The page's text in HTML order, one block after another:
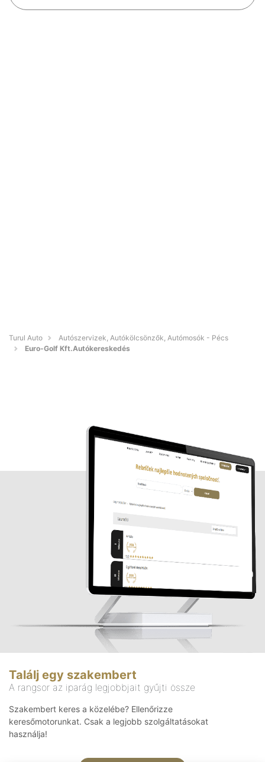
Turul Auto
Autószervizek, Autókölcsönzők, Autómosók - Pécs
Euro-Golf Kft.Autókereskedés
Találj egy szakembert
A rangsor az iparág legjobbjait gyűjti össze
Szakembert keres a közelébe? Ellenőrizze
keresőmotorunkat. Csak a legjobb szolgáltatásokat
használja!